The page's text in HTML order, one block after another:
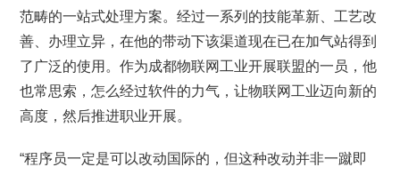
范畴的一站式处理方案。经过一系列的技能革新、工艺改
善、办理立异，在他的带动下该渠道现在已在加气站得到
了广泛的使用。作为成都物联网工业开展联盟的一员，他
也常思索，怎么经过软件的力气，让物联网工业迈向新的
高度，然后推进职业开展。
“程序员一定是可以改动国际的，但这种改动并非一蹴即